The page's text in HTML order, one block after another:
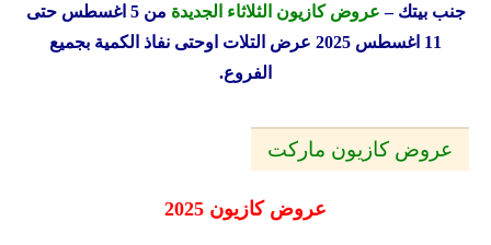
جنب بيتك – عروض كازيون الثلاثاء الجديدة
من 5 اغسطس حتى
11 اغسطس 2025 عرض التلات
اوحتى نفاذ الكمية بجميع
الفروع.
عروض كازيون ماركت
عروض كازيون 2025